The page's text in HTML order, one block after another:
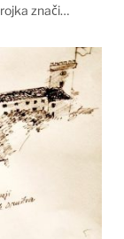
znači…